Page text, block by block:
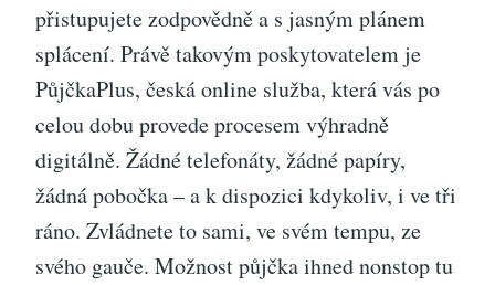
přistupujete zodpovědně a s jasným plánem
splácení. Právě takovým poskytovatelem je
PůjčkaPlus, česká online služba, která vás po
celou dobu provede procesem výhradně
digitálně. Žádné telefonáty, žádné papíry,
žádná pobočka – a k dispozici kdykoliv, i ve tři
ráno. Zvládnete to sami, ve svém tempu, ze
svého gauče. Možnost půjčka ihned nonstop tu